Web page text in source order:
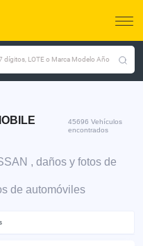
dígitos, LOTE o Marca Modelo Año
45696 Vehículos
encontrados
, daños y fotos de
de automóviles